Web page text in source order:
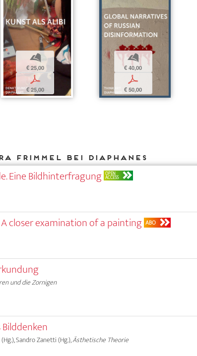
b
€ 25,00
p
€ 25,00
b
€ 40,00
p
€ 50,00
Frimmel bei DIAPHANES
Eine Bildhinterfragung OPEN
ACCESS
closer examination of a painting ABO
und die Zornigen
Sandro Zanetti (Hg.),Ästhetische Theorie